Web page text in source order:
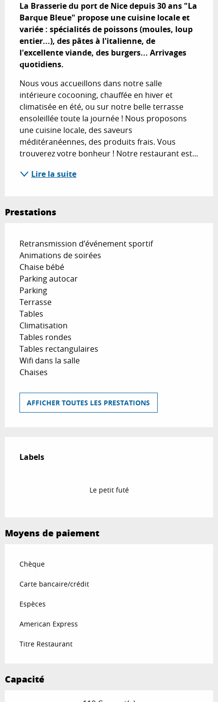
La Brasserie du port de Nice depuis 30 ans "La
Barque Bleue" propose une cuisine locale et
variée : spécialités de poissons (moules, loup
entier...), des pâtes à l'italienne, de
l'excellente viande, des burgers... Arrivages
quotidiens.
Nous vous accueillons dans notre salle
intérieure cocooning, chauffée en hiver et
climatisée en été, ou sur notre belle terrasse
ensoleillée toute la journée ! Nous proposons
une cuisine locale, des saveurs
méditéranéennes, des produits frais. Vous
trouverez votre bonheur ! Notre restaurant est...
Lire la suite
Prestations
Retransmission d’événement sportif
Animations de soirées
Chaise bébé
Parking autocar
Parking
Terrasse
Tables
Climatisation
Tables rondes
Tables rectangulaires
Wifi dans la salle
Chaises
AFFICHER TOUTES LES PRESTATIONS
Labels
Labels
Le petit futé
Moyens de paiement
Chèque
Carte bancaire/crédit
Espèces
American Express
Titre Restaurant
Capacité